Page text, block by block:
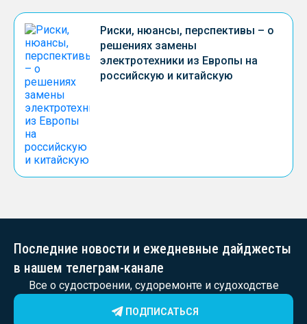
Риски, нюансы, перспективы – о
решениях замены
электротехники из Европы на
российскую и китайскую
Последние новости и ежедневные дайджесты
в нашем телеграм-канале
Все о судостроении, судоремонте и судоходстве
ПОДПИСАТЬСЯ